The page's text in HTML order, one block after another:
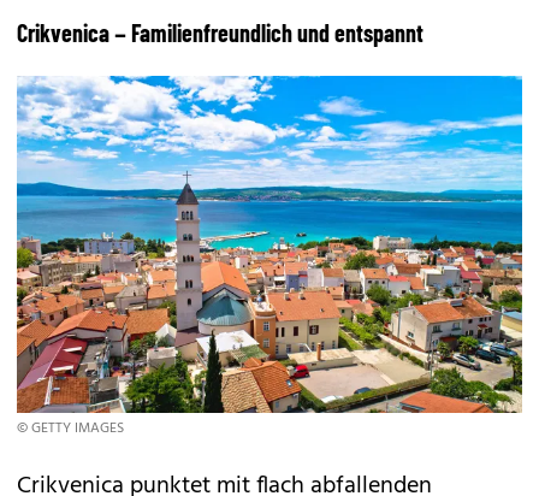
Crikvenica – Familienfreundlich und entspannt
© GETTY IMAGES
Crikvenica punktet mit flach abfallenden